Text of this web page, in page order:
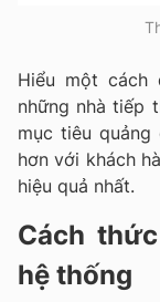
Hiểu một
những nhà tiếp
mục tiêu
hơn với khách
hiệu quả nhất.
Cách
hệ thống